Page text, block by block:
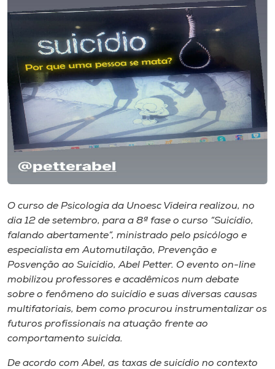
Rádio
Museu
Unoesc
Store
Selecione
o idioma
O curso de Psicologia da Unoesc Videira realizou, no
dia 12 de setembro, para a 8ª fase o curso “Suicídio,
falando abertamente”, ministrado pelo psicólogo e
especialista em Automutilação, Prevenção e
Posvenção ao Suicidio, Abel Petter. O evento on-line
mobilizou professores e acadêmicos num debate
sobre o fenômeno do suicídio e suas diversas causas
multifatoriais, bem como procurou instrumentalizar os
futuros profissionais na atuação frente ao
comportamento suicida.
De acordo com Abel, as taxas de suicídio no contexto